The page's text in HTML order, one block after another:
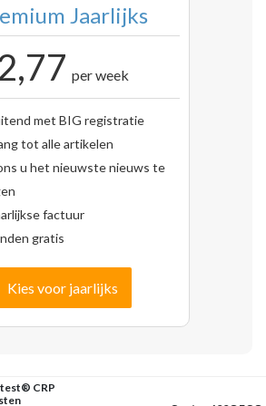
Jaarlijks
per week
met BIG registratie
tot alle artikelen
u het nieuwste nieuws te
factuur
gratis
Kies voor jaarlijks
CRP